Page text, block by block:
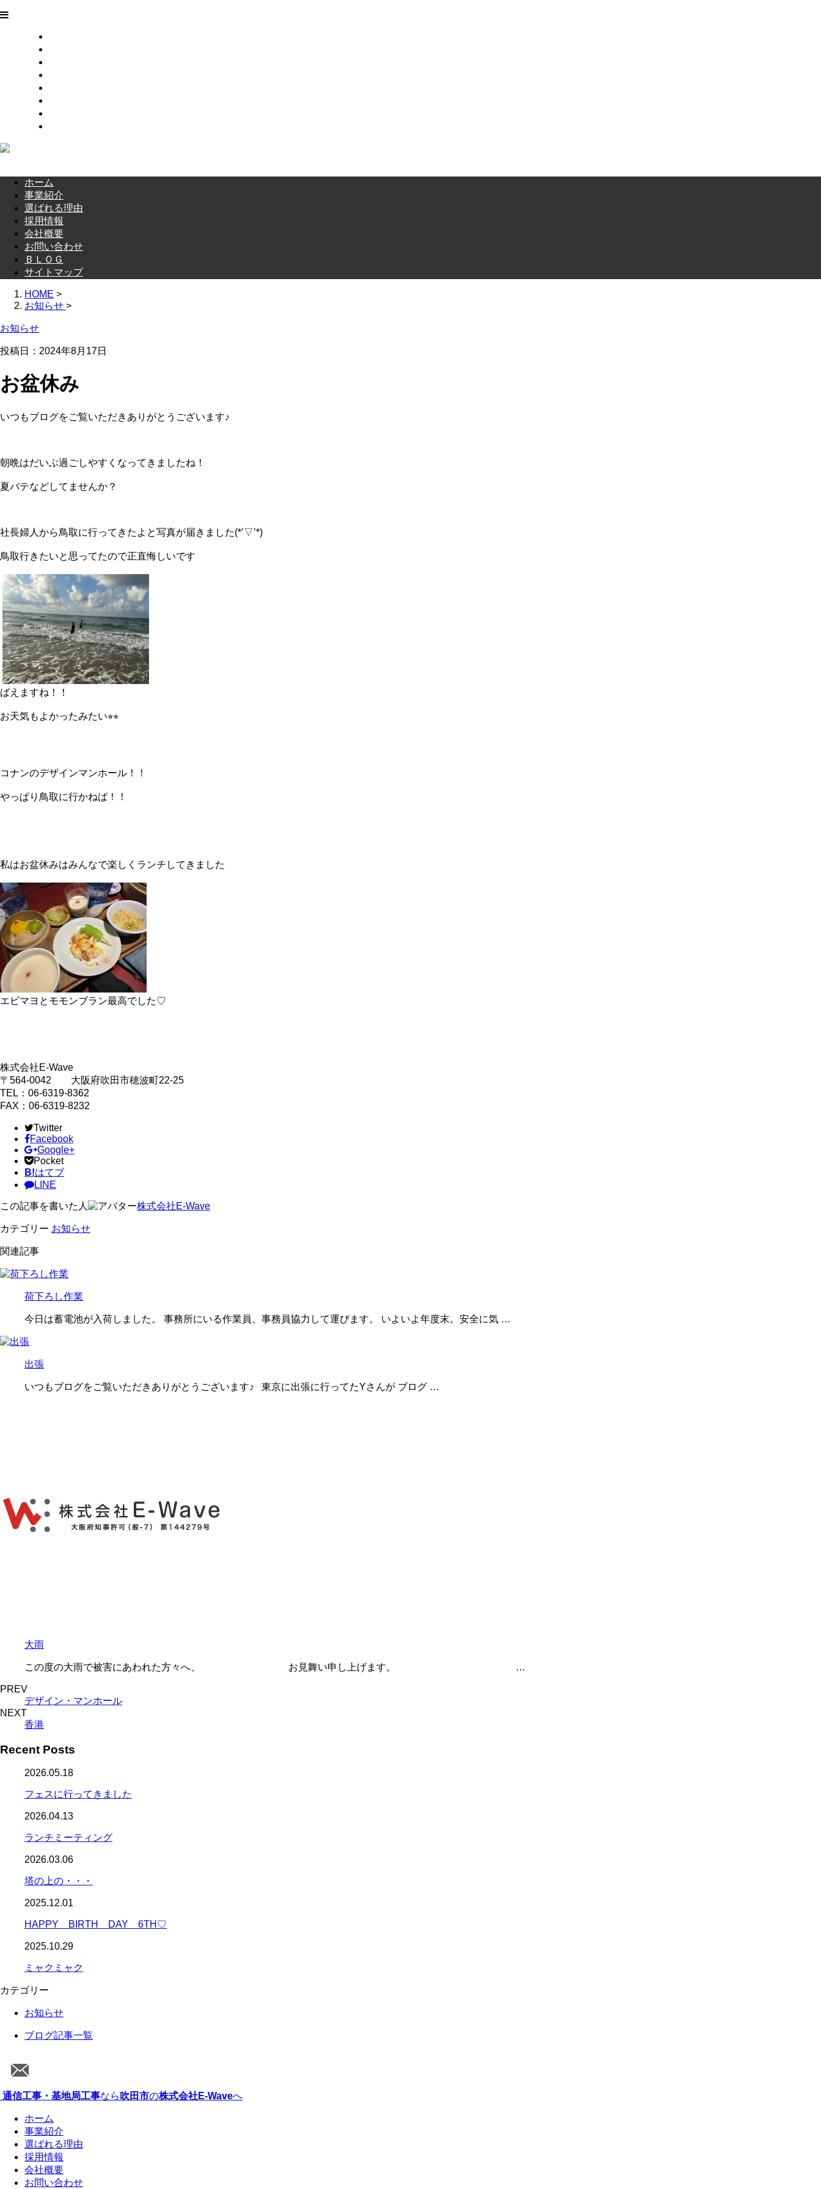
ホーム
事業紹介
選ばれる理由
採用情報
会社概要
お問い合わせ
ＢＬＯＧ
サイトマップ
HOME >
お知らせ >
お知らせ
投稿日： 2024年8月17日
お盆休み
いつもブログをご覧いただきありがとうございます♪
朝晩はだいぶ過ごしやすくなってきましたね！
夏バテなどしてませんか？
社長婦人から鳥取に行ってきたよと写真が届きました(*’▽’*)
鳥取行きたいと思ってたので正直悔しいです
ばえますね！！
お天気もよかったみたい⭐︎⭐︎
コナンのデザインマンホール！！
やっぱり鳥取に行かねば！！
私はお盆休みはみんなで楽しくランチしてきました
エビマヨとモモンブラン最高でした♡
株式会社E-Wave
〒564-0042 大阪府吹田市穂波町22-25
TEL：06-6319-8362
FAX：06-6319-8232
Twitter
Facebook
Google+
Pocket
B!はてブ
LINE
この記事を書いた人 株式会社E-Wave
カテゴリー お知らせ
関連記事
荷下ろし作業
今日は蓄電池が入荷しました。 事務所にいる作業員、事務員協力して運びます。 いよいよ年度末。安全に気 …
出張
いつもブログをご覧いただきありがとうございます♪ 東京に出張に行ってたYさんが ブログ …
大雨
この度の大雨で被害にあわれた方々へ、 お見舞い申し上げます。 …
PREV
デザイン・マンホール
NEXT
香港
Recent Posts
2026.05.18
フェスに行ってきました
2026.04.13
ランチミーティング
2026.03.06
塔の上の・・・
2025.12.01
HAPPY BIRTH DAY 6TH♡
2025.10.29
ミャクミャク
カテゴリー
お知らせ
ブログ記事一覧
通信工事・基地局工事なら 吹田市の株式会社E-Waveへ
ホーム
事業紹介
選ばれる理由
採用情報
会社概要
お問い合わせ